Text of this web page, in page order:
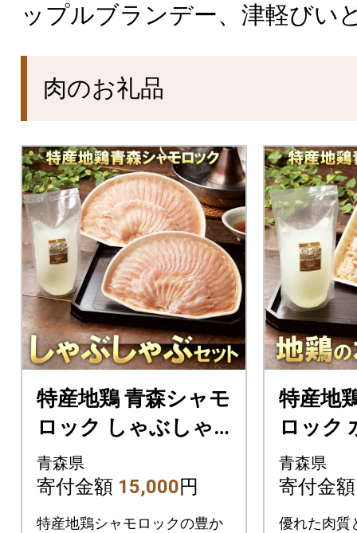
ップルブランデー、津軽びい
肉のお礼品
特産地鶏 青森シャモ
ロック しゃぶしゃ
ぶセット(2～3人前)
青森県
寄付金額 15,000円
特産地鶏シャモロックの豊か
特産地
ロック
ト(2～
青森県
寄付金
優れた肉質